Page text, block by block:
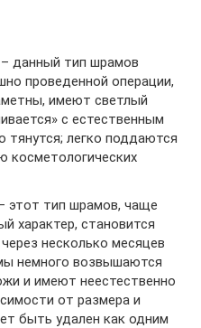
– данный тип шрамов
проведенной операции,
имеют светлый
с естественным
тянутся; легко поддаются
косметологических
этот тип шрамов, чаще
характер, становится
несколько месяцев
немного возвышаются
и имеют неестественно
от размера и
быть удален как одним